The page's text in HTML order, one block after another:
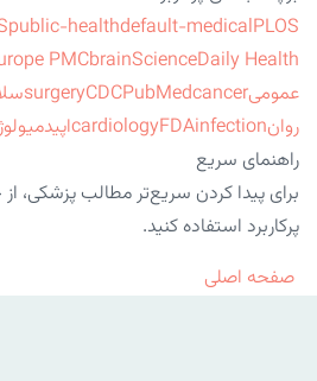
public-healthdefault-medicalPLOS
PMCbrainScienceDaily Health
عمومی
surgeryCDCPubMedcancer
روان
cardiologyFDAinfection
راهنمای سریع
برای پیدا کردن سریع‌تر مطالب پزشکی،
پرکاربرد استفاده کنید.
صفحه اصلی